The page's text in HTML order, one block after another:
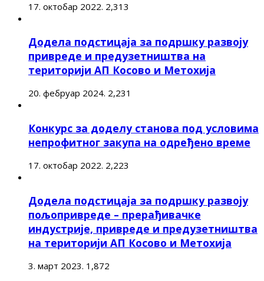
17. октобар 2022. 2,313
Додела подстицаја за подршку развоју
привреде и предузетништва на
територији АП Косово и Метохија
20. фебруар 2024. 2,231
Конкурс за доделу станова под условима
непрофитног закупа на одређено време
17. октобар 2022. 2,223
Додела подстицаја за подршку развоју
пољопривреде – прерађивачке
индустрије, привреде и предузетништва
на територији АП Косово и Метохија
3. март 2023. 1,872